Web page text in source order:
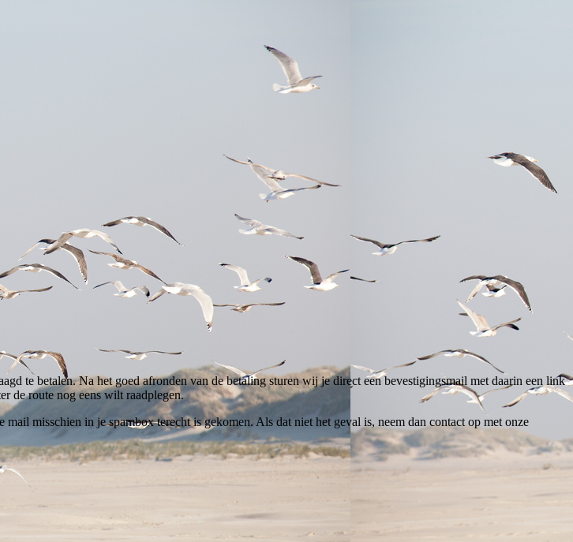
te betalen. Na het goed afronden van de betaling sturen wij je direct een bevestigingsmail met daarin een link
de route nog eens wilt raadplegen.
misschien in je spambox terecht is gekomen. Als dat niet het geval is, neem dan contact op met onze